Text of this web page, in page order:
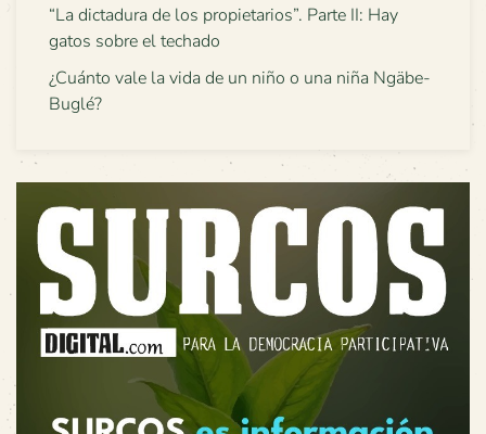
“La dictadura de los propietarios”. Parte II: Hay
gatos sobre el techado
¿Cuánto vale la vida de un niño o una niña Ngäbe-
Buglé?